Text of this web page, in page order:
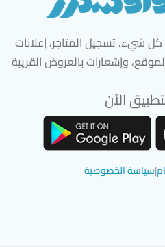
شيء. تسجيل المتاجر، إعلانات
وإشعارات بالعروض القريبة
الآن
|سياسة الخصوصية